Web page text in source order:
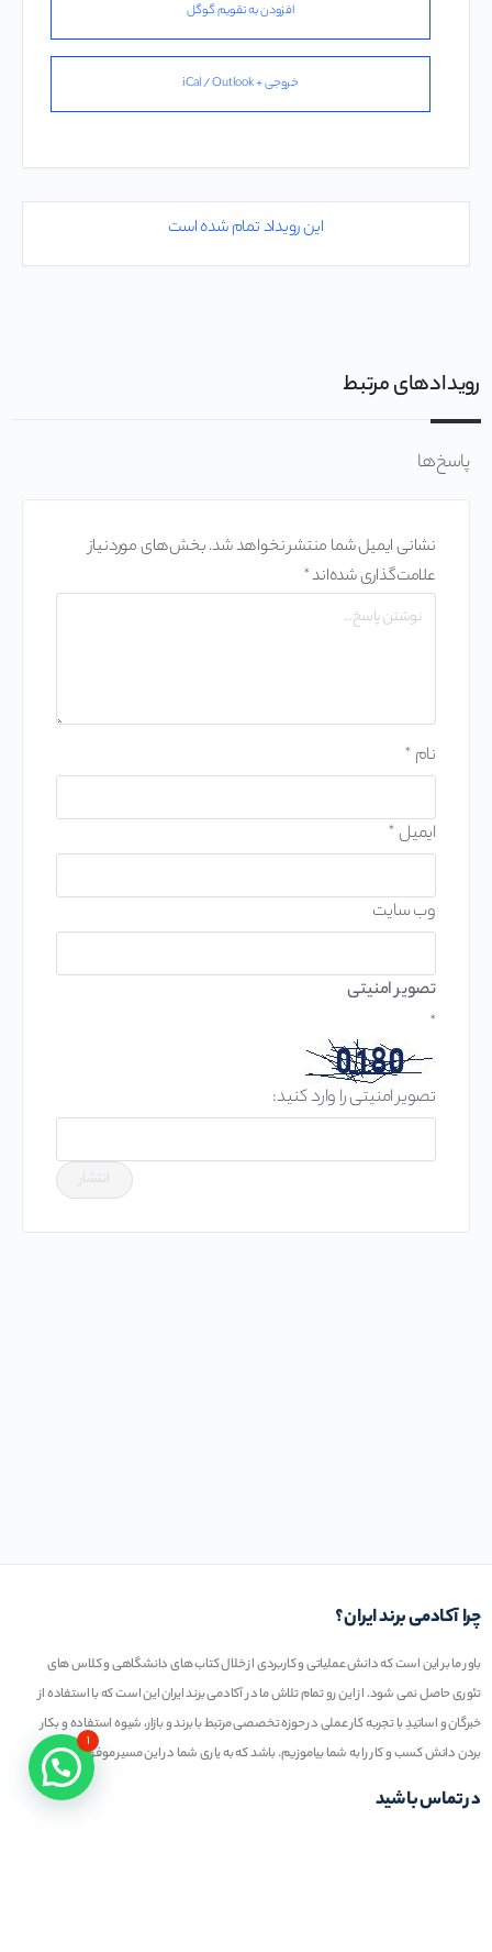
افزودن به تقویم گوگل
خروجی + iCal / Outlook
این رویداد تمام شده است
رویدادهای مرتبط
پاسخ‌ها
نشانی ایمیل شما منتشر نخواهد شد.بخش‌های موردنیاز
علامت‌گذاری شده‌اند*
نام *
ایمیل *
وب‌ سایت
تصویر امنیتی
*
تصویر امنیتی را وارد کنید:
چرا آکادمی برند ایران؟
باور ما بر این است که دانش عملیاتی و کاربردی از خلال کتاب های دانشگاهی و کلاس های
تئوری حاصل نمی شود. از این رو تمام تلاش ما در آکادمی برند ایران این است که با استفاده از
خبرگان و اساتیدِ با تجربه کار عملی در حوزه تخصصی مرتبط با برند و بازار، شیوه استفاده و بکار
بردن دانش کسب و کار را به شما بیاموزیم. باشد که به یاری شما در این مسیر موفق عمل کنیم
در تماس باشید
۱